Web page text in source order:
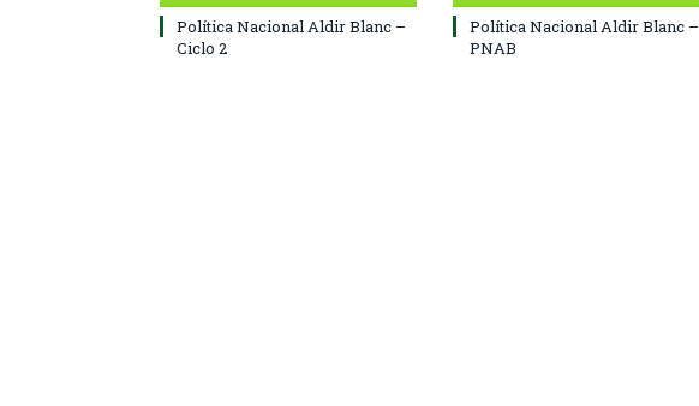
Política Nacional Aldir Blanc –
Ciclo 2
Política Nacional Aldir Blanc –
PNAB